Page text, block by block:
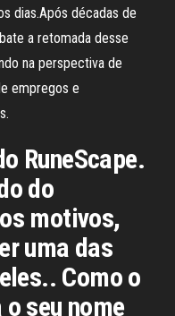
dias.Após décadas de
a retomada desse
na perspectiva de
empregos e
RuneScape.
do
motivos,
uma das
Como o
seu nome